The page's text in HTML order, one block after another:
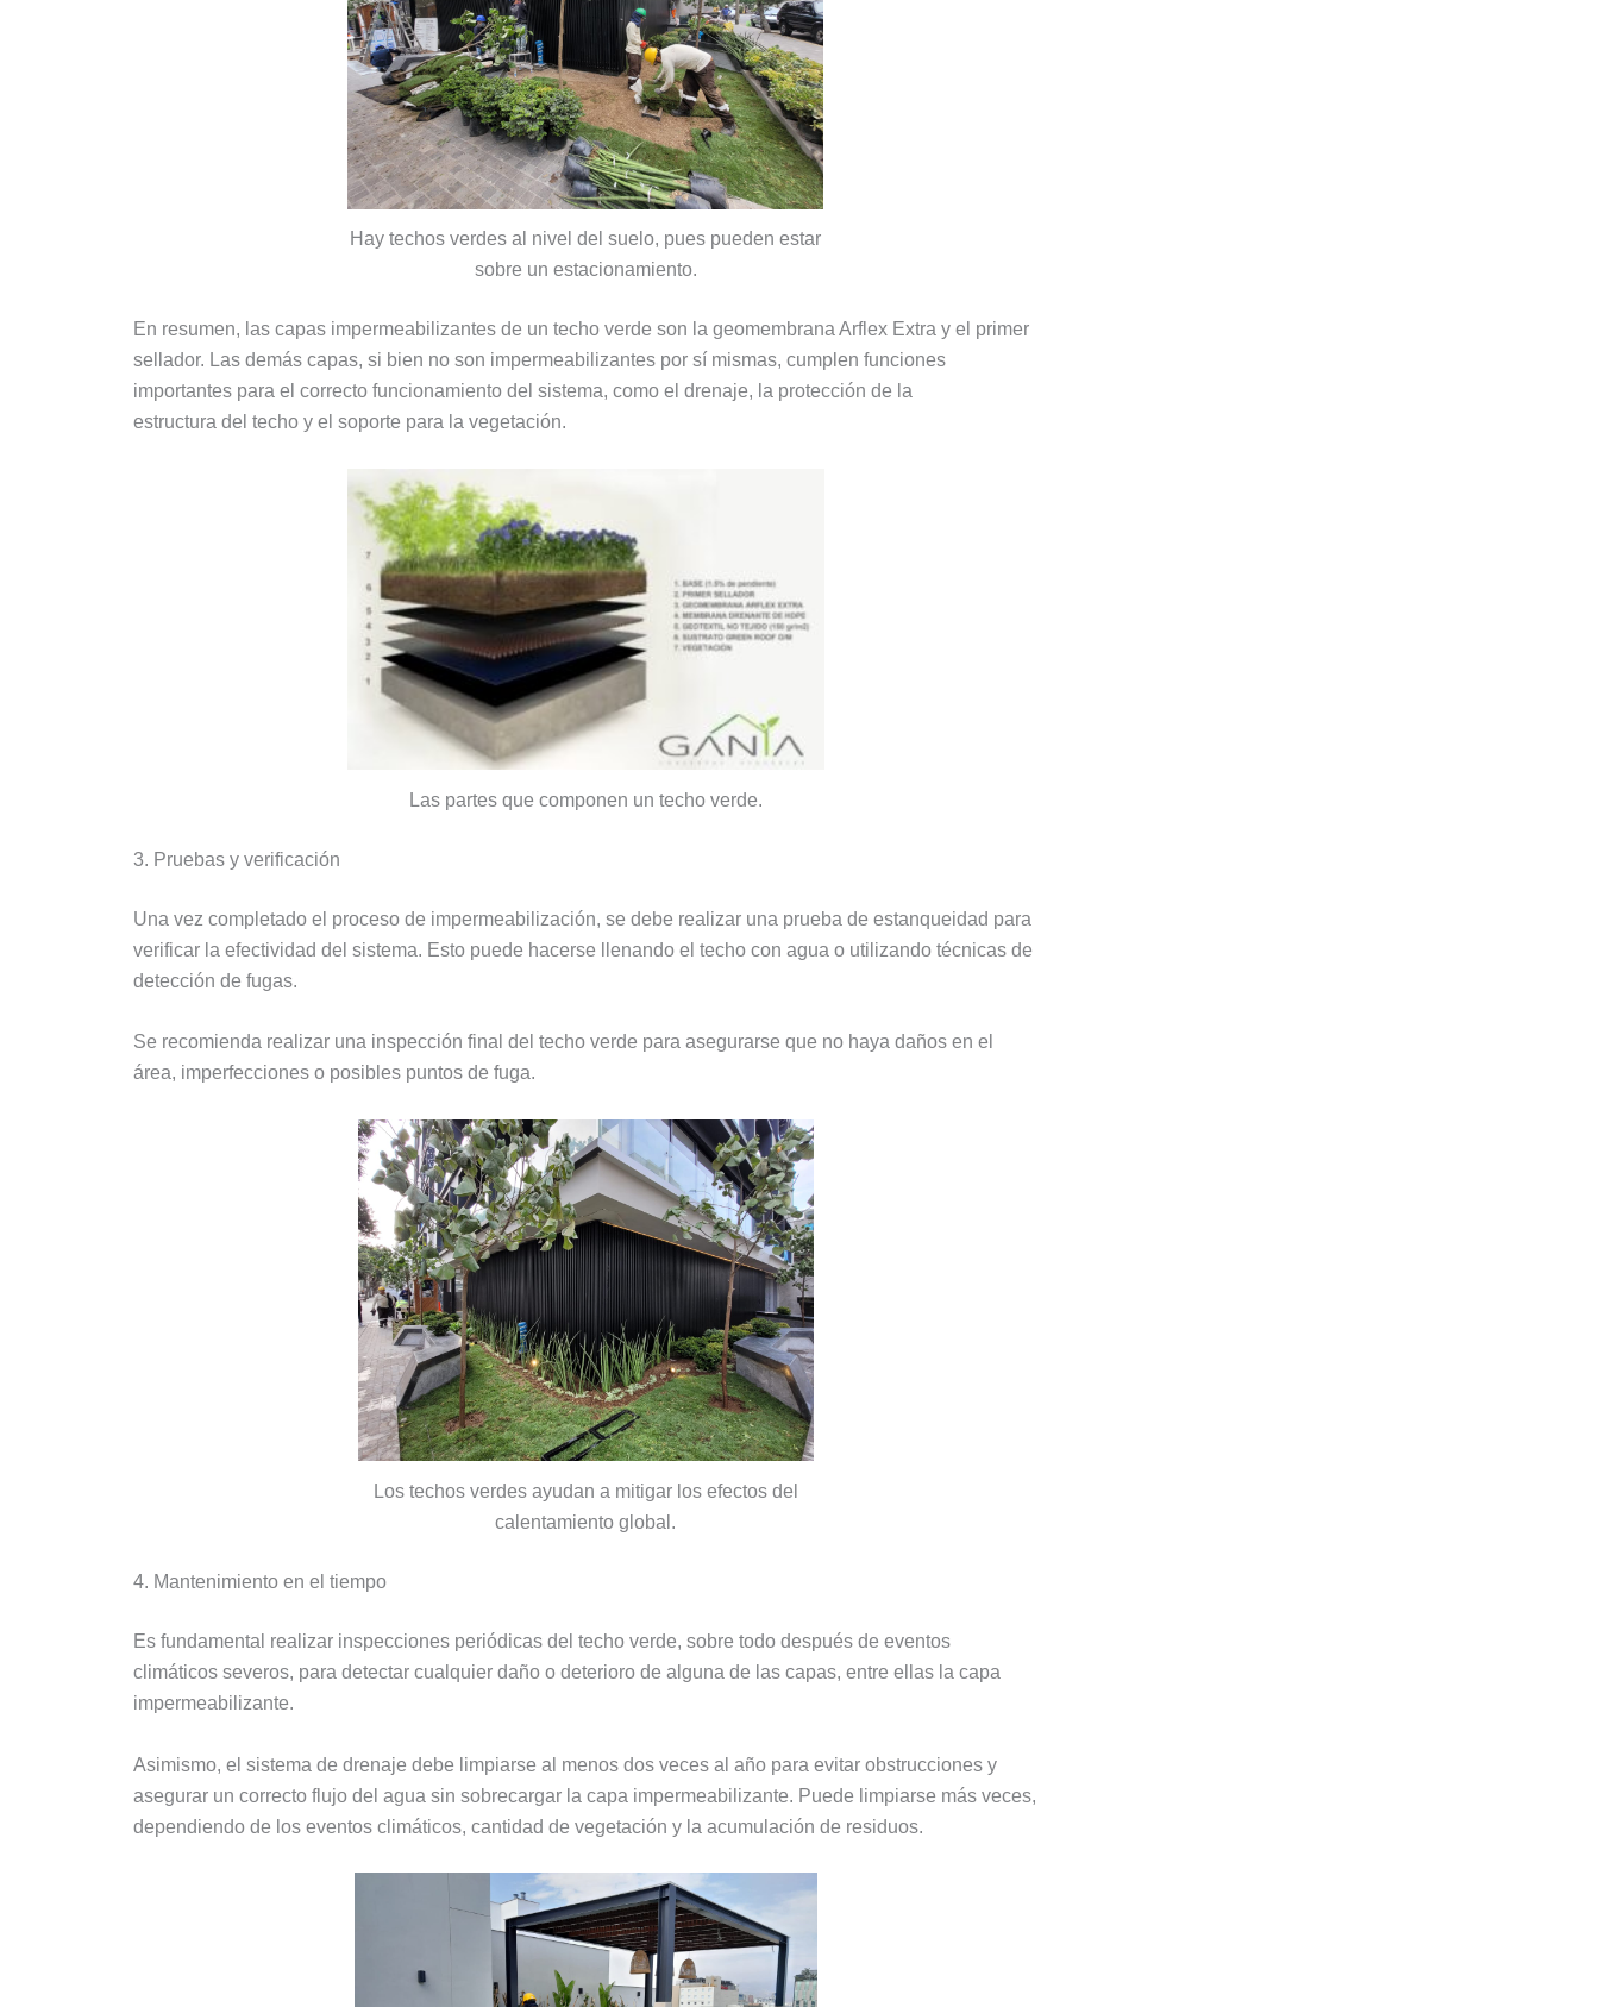
Hay techos verdes al nivel del suelo, pues pueden estar
sobre un estacionamiento.
En resumen, las capas impermeabilizantes de un techo verde son la geomembrana Arflex Extra y el primer
sellador. Las demás capas, si bien no son impermeabilizantes por sí mismas, cumplen funciones
importantes para el correcto funcionamiento del sistema, como el drenaje, la protección de la
estructura del techo y el soporte para la vegetación.
Las partes que componen un techo verde.
3. Pruebas y verificación
Una vez completado el proceso de impermeabilización, se debe realizar una prueba de estanqueidad para
verificar la efectividad del sistema. Esto puede hacerse llenando el techo con agua o utilizando técnicas de
detección de fugas.
Se recomienda realizar una inspección final del techo verde para asegurarse que no haya daños en el
área, imperfecciones o posibles puntos de fuga.
Los techos verdes ayudan a mitigar los efectos del
calentamiento global.
4. Mantenimiento en el tiempo
Es fundamental realizar inspecciones periódicas del techo verde, sobre todo después de eventos
climáticos severos, para detectar cualquier daño o deterioro de alguna de las capas, entre ellas la capa
impermeabilizante.
Asimismo, el sistema de drenaje debe limpiarse al menos dos veces al año para evitar obstrucciones y
asegurar un correcto flujo del agua sin sobrecargar la capa impermeabilizante. Puede limpiarse más veces,
dependiendo de los eventos climáticos, cantidad de vegetación y la acumulación de residuos.